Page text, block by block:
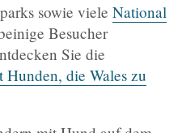
sowie viele National
Besucher
Sie die
Hunden, die Wales zu